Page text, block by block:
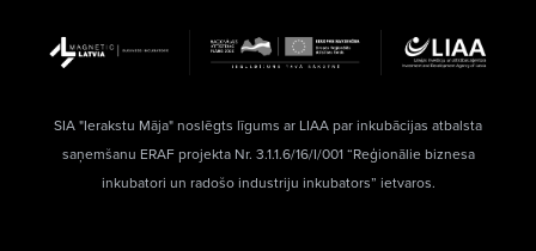
SIA "Ierakstu Māja" noslēgts līgums ar LIAA par inkubācijas atbalsta
saņemšanu ERAF projekta Nr. 3.1.1.6/16/I/001 “Reģionālie biznesa
inkubatori un radošo industriju inkubators” ietvaros.